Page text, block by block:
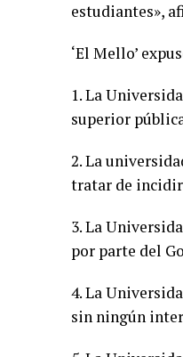
estudiantes»,
‘El Mello’
1. La
superior
2. La
tratar de incidir
3. La
por parte del
4. La
sin ningún